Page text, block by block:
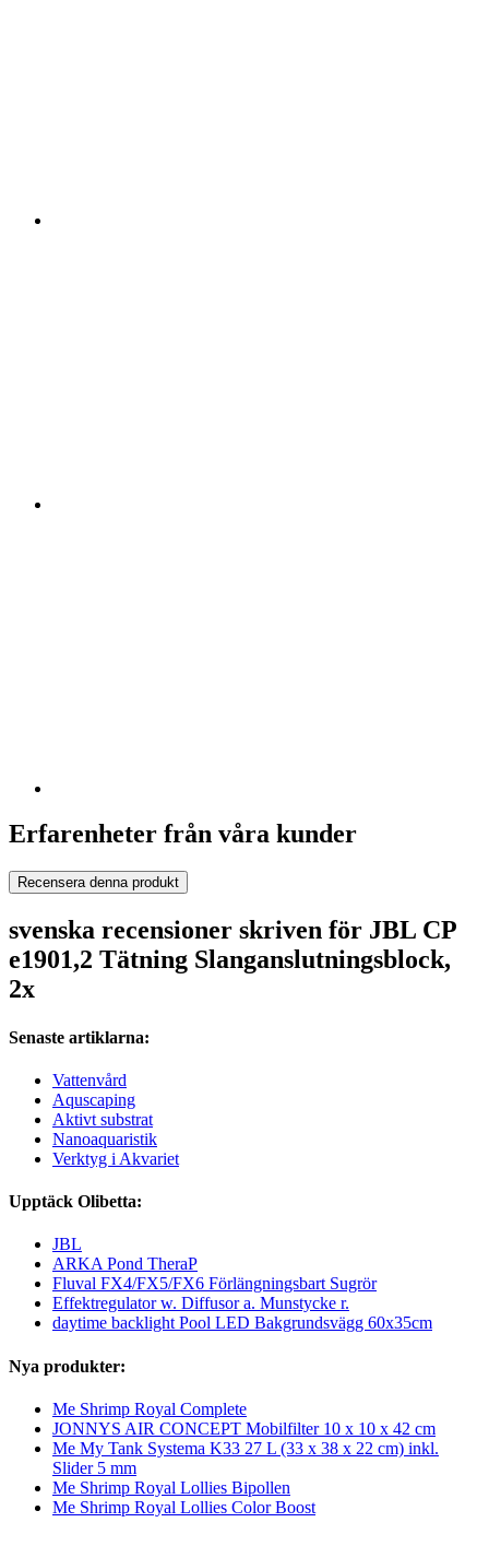
Erfarenheter från våra kunder
Recensera denna produkt
svenska recensioner skriven för JBL CP
e1901,2 Tätning Slanganslutningsblock,
2x
Senaste artiklarna:
Vattenvård
Aquscaping
Aktivt substrat
Nanoaquaristik
Verktyg i Akvariet
Upptäck Olibetta:
JBL
ARKA Pond TheraP
Fluval FX4/FX5/FX6 Förlängningsbart Sugrör
Effektregulator w. Diffusor a. Munstycke r.
daytime backlight Pool LED Bakgrundsvägg 60x35cm
Nya produkter:
Me Shrimp Royal Complete
JONNYS AIR CONCEPT Mobilfilter 10 x 10 x 42 cm
Me My Tank Systema K33 27 L (33 x 38 x 22 cm) inkl.
Slider 5 mm
Me Shrimp Royal Lollies Bipollen
Me Shrimp Royal Lollies Color Boost